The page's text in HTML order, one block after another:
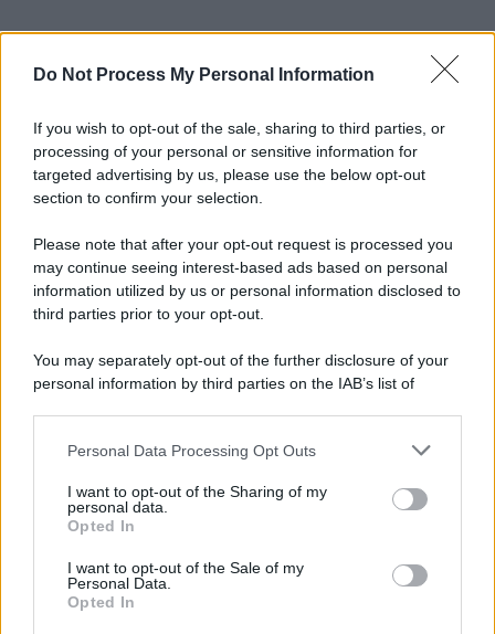
Do Not Process My Personal Information
If you wish to opt-out of the sale, sharing to third parties, or
processing of your personal or sensitive information for
targeted advertising by us, please use the below opt-out
section to confirm your selection.
Please note that after your opt-out request is processed you
may continue seeing interest-based ads based on personal
information utilized by us or personal information disclosed to
third parties prior to your opt-out.
You may separately opt-out of the further disclosure of your
personal information by third parties on the IAB’s list of
This information may also be disclosed by us to third parties
disclose it to other third parties.
Please note that this website/app uses one or more Google
services and may gather and store information including but
not limited to your visit or usage behaviour. You may click to
grant or deny consent to Google and its third-party tags to
Personal Data Processing Opt Outs
I want to opt-out of the Sharing of my
personal data.
Opted In
I want to opt-out of the Sale of my
Personal Data.
Opted In